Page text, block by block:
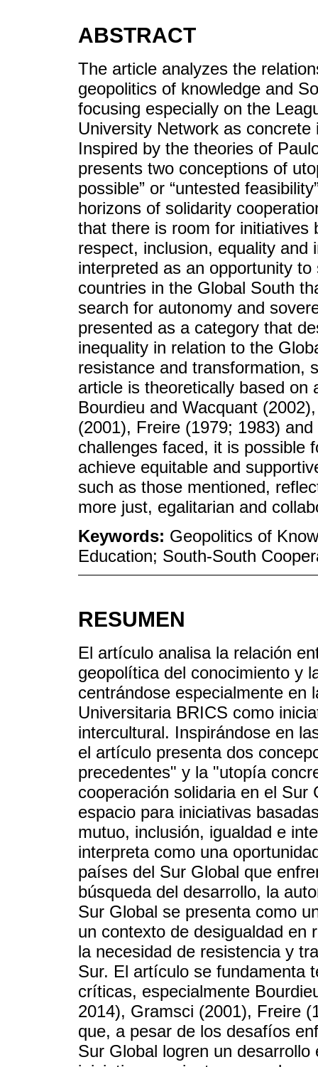
ABSTRACT
The article analyzes the
geopolitics of knowledge and
focusing especially on the
University Network as
Inspired by the theories of
presents two conceptions of
possible” or “untested
horizons of solidarity
that there is room for initiatives
respect, inclusion, equality and
interpreted as an opportunity
countries in the Global South
search for autonomy and
presented as a category that
inequality in relation to the
resistance and transformation,
article is theoretically based on
Bourdieu and Wacquant
(2001), Freire (1979; 1983)
challenges faced, it is possible
achieve equitable and
such as those mentioned,
more just, egalitarian and
Keywords: Geopolitics of
Education; South-South
RESUMEN
El artículo analisa la relación
geopolítica del conocimiento y
centrándose especialmente en
Universitaria BRICS como
intercultural. Inspirándose en
el artículo presenta dos
precedentes" y la "utopía
cooperación solidaria en el
espacio para iniciativas
mutuo, inclusión, igualdad e
interpreta como una
países del Sur Global que
búsqueda del desarrollo, la
Sur Global se presenta como
un contexto de desigualdad en
la necesidad de resistencia y
Sur. El artículo se fundamenta
críticas, especialmente
2014), Gramsci (2001), Freire
que, a pesar de los desafíos
Sur Global logren un